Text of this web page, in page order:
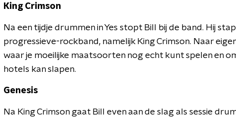
King Crimson
Na een tijdje drummen in Yes stopt Bill bij de band. Hij
progressieve-rockband, namelijk King Crimson. Naar
waar je moeilijke maatsoorten nog echt kunt spelen en
hotels kan slapen.
Genesis
Na King Crimson gaat Bill even aan de slag als sessie